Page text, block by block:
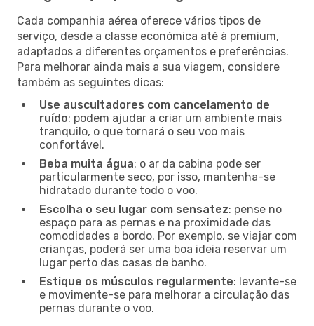
Cada companhia aérea oferece vários tipos de
serviço, desde a classe económica até à premium,
adaptados a diferentes orçamentos e preferências.
Para melhorar ainda mais a sua viagem, considere
também as seguintes dicas:
Use auscultadores com cancelamento de
ruído: podem ajudar a criar um ambiente mais
tranquilo, o que tornará o seu voo mais
confortável.
Beba muita água: o ar da cabina pode ser
particularmente seco, por isso, mantenha-se
hidratado durante todo o voo.
Escolha o seu lugar com sensatez: pense no
espaço para as pernas e na proximidade das
comodidades a bordo. Por exemplo, se viajar com
crianças, poderá ser uma boa ideia reservar um
lugar perto das casas de banho.
Estique os músculos regularmente: levante-se
e movimente-se para melhorar a circulação das
pernas durante o voo.